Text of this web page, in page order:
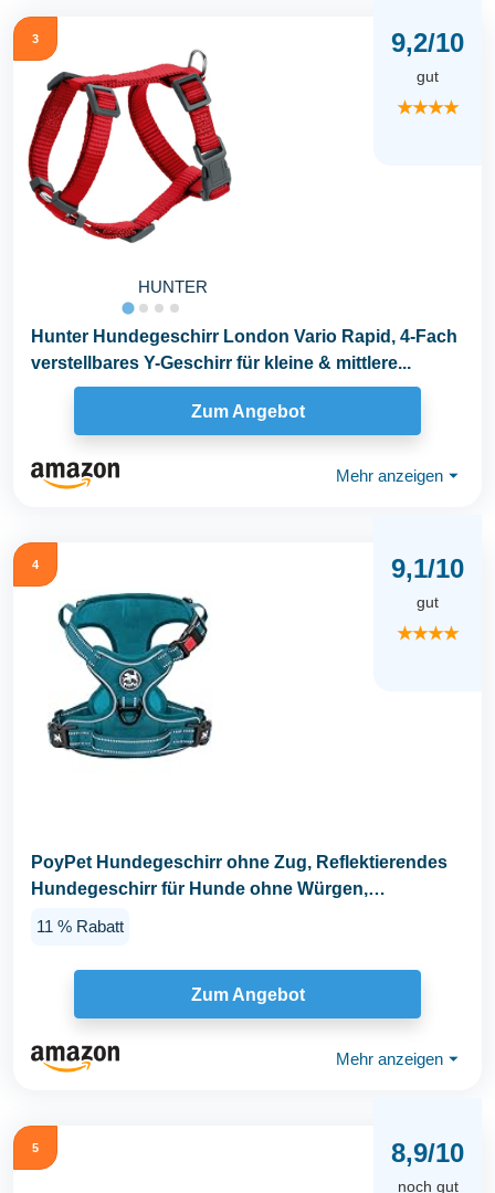
3
HUNTER
9,2/10
gut
★★★★
Hunter Hundegeschirr London Vario Rapid, 4-Fach
verstellbares Y-Geschirr für kleine & mittlere...
Zum Angebot
Mehr anzeigen ⏷
4 9,1/10
gut
★★★★
PoyPet Hundegeschirr ohne Zug, Reflektierendes
Hundegeschirr für Hunde ohne Würgen,
11 % Rabatt
Zum Angebot
Mehr anzeigen ⏷
5 8,9/10
noch gut